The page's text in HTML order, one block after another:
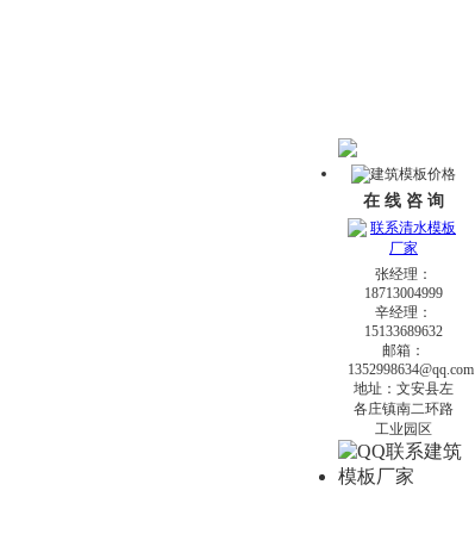
在 线 咨 询
张经理：
18713004999
辛经理：
15133689632
邮箱：
1352998634@qq.com
地址：文安县左
各庄镇南二环路
工业园区